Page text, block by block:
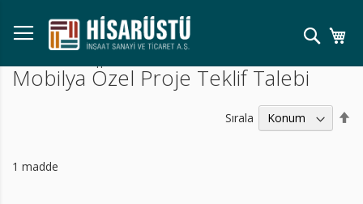
to
Content
Ara
Mobilya Özel Proje Teklif Talebi
1 madde
Sırala